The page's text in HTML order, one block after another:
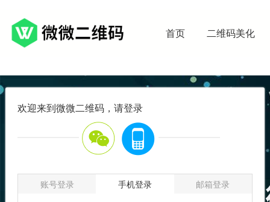
首页 二维码美化
欢迎来到微微二维码，请登录
账号登录 手机登录 邮箱登录